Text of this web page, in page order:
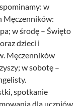
w
Męczenników:
w środę – Święto
dzieci i
Męczenników
w sobotę –
spotkanie
dla uczniów